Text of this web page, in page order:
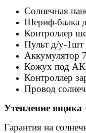
Солнечная
Шериф-балка
Контроллер
Пульт д/у-1шт
Аккумулятор
Кожух под
Контроллер
Провод
Утепление ящика
Гарантия на